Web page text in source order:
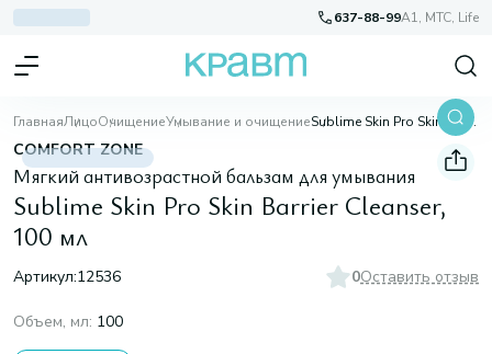
637-88-99A1, МТС, Life
ГлавнаяЛицоОчищениеУмывание и очищение Sublime Skin Pro Skin Barrier Cleanser, 100 мл
COMFORT ZONE
Мягкий антивозрастной бальзам для умывания
Sublime Skin Pro Skin Barrier Cleanser,
100 мл
Артикул:12536 0Оставить отзыв
Объем, мл: 100